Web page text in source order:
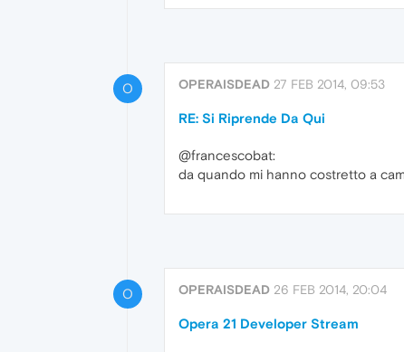
O OPERAISDEAD 27 FEB 2014, 09:53
RE: Si Riprende Da Qui
@francescobat:
da quando mi hanno costretto a
O OPERAISDEAD 26 FEB 2014, 20:04
Opera 21 Developer Stream